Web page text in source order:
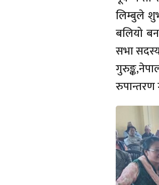
लिम्बुले
बलियो
सभा
रुपान्तरण